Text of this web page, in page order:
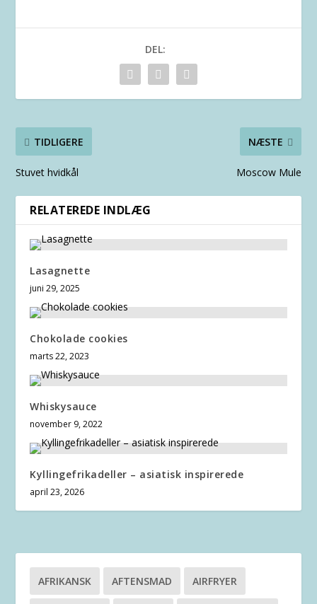
DEL:
TIDLIGERE
Stuvet hvidkål
NÆSTE
Moscow Mule
RELATEREDE INDLÆG
Lasagnette
juni 29, 2025
Chokolade cookies
marts 22, 2023
Whiskysauce
november 9, 2022
Kyllingefrikadeller – asiatisk inspirerede
april 23, 2026
AFRIKANSK AFTENSMAD AIRFRYER